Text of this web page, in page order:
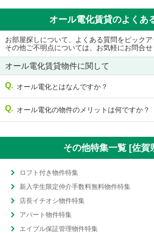
オール電化賃貸のよくあ
お部屋探しについて、よくある質問をピックア
その他ご不明点については、お気軽にお問合せ
オール電化賃貸物件に関して
オール電化とはなんですか？
オール電化の物件のメリットは何ですか？
その他特集一覧 [佐賀
ロフト付き物件特集
新入学生限定仲介手数料無料物件特集
店長イチオシ物件特集
アパート物件特集
エイブル保証管理物件特集